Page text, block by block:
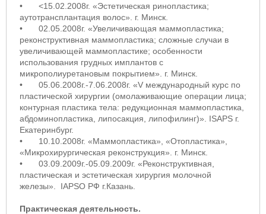
•
<15.02.2008г. «Эстетическая ринопластика;
аутотрансплантация волос». г. Минск.
•
02.05.2008г. «Увеличивающая маммопластика;
реконструктивная маммопластика; сложные случаи в
увеличивающей маммопластике; особенности
использования грудных имплантов с
микрополиуретановым покрытием». г. Минск.
•
05.06.2008г.-7.06.2008г. «V международный курс по
пластической хирургии (омолаживающие операции лица;
контурная пластика тела: редукционная маммопластика,
абдоминопластика, липосакция, липофилинг)». ISAPS г.
Екатеринбург.
•
10.10.2008г. «Маммопластика», «Отопластика»,
«Микрохирургическая реконструкция». г. Минск.
•
03.09.2009г.-05.09.2009г. «Реконструктивная,
пластическая и эстетическая хирургия молочной
железы». IAPSO РФ г.Казань.
Практическая деятельность.